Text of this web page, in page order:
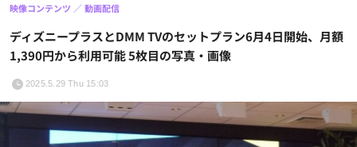
ディズニープラスとDMM TVのセットプラン6月4日開始、月額
1,390円から利用可能 5枚目の写真・画像
映像コンテンツ 動画配信
2025.5.29 Thu 15:03